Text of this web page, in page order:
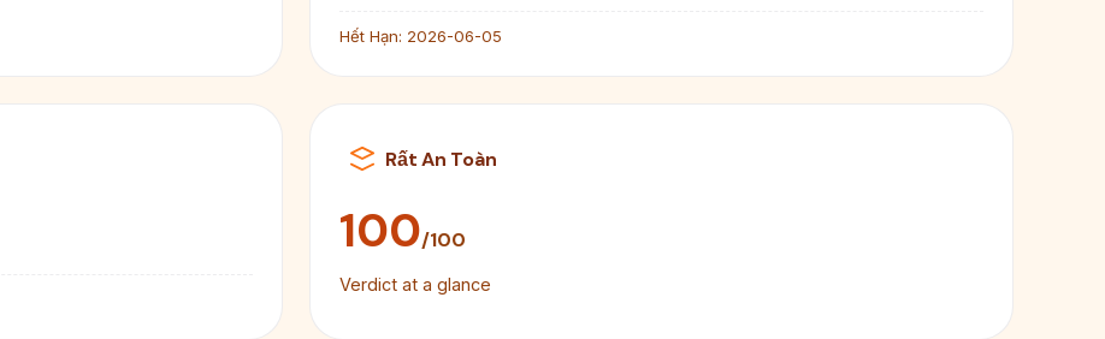
Hết Hạn: 2026-06-05
Rất An Toàn
100/100
Verdict at a glance